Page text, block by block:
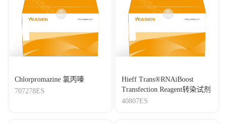
Chlorpromazine 氯丙嗪
707278ES
Hieff Trans®RNAiBoost
Transfection Reagent转染试剂
40807ES